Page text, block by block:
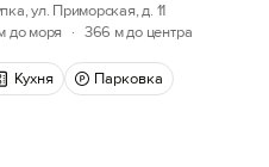
ул. Приморская, д. 11
до моря
· 366 м до центра
Кухня Парковка